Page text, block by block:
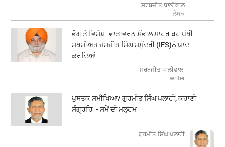
ਸਰਬਜੀਤ ਧਾਲੀਵਾਲ
ਲੇਖਕ
ਭੋਗ ਤੇ ਵਿਸ਼ੇਸ਼- ਵਾਤਾਵਰਨ ਸੰਭਾਲ ਮਾਹਰ ਬਹੁ ਪੱਖੀ
ਸ਼ਖਸੀਅਤ ਜਸਜੀਤ ਸਿੰਘ ਸਮੁੰਦਰੀ (IFS)ਨੂੰ ਯਾਦ
ਕਰਦਿਆਂ
ਸਰਬਜੀਤ ਧਾਲੀਵਾਲ
writer
ਪੁਸਤਕ ਸਮੀਖਿਆ/ ਗੁਰਮੀਤ ਸਿੰਘ ਪਲਾਹੀ, ਕਹਾਣੀ
ਸੰਗ੍ਰਹਿ - ਸਮੇਂ ਦੀ ਮਲ੍ਹਮ
ਗੁਰਮੀਤ ਸਿੰਘ ਪਲਾਹੀ